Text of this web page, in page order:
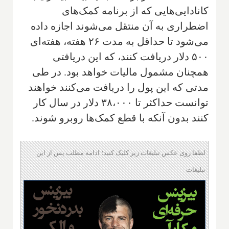
کانادایی‌هایی که از برنامه کمک‌های
اضطراری به آن منتقل می‌شوند اجازه داده
می‌شود تا حداقل به مدت ۲۶ هفته، هفته‌‌ای
۵۰۰ دلار دریافت كنند، که این دریافتی
همچنان مشمول مالیات خواهد بود. در طی
مدتی که این پول را دریافت می‌کنند خواهند
توانست حداکثر تا ۳۸،۰۰۰ دلار در سال کار
کنند بدون آنکه با قطع کمک‌ها روبرو شوند.
لطفا روی عکس تبلیغات زیر کلیک کنید؛ ادامه مطلب پس از این
تبلیغات